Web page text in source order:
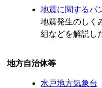
地震に関するパ
地震発生のしく
組などを解説し
方自治体等
水戸地方気象台